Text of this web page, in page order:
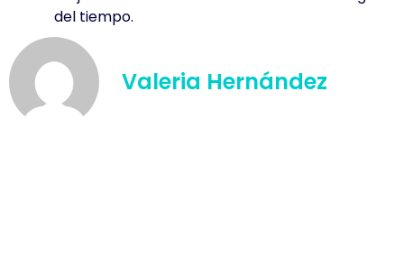
del tiempo.
Valeria Hernández